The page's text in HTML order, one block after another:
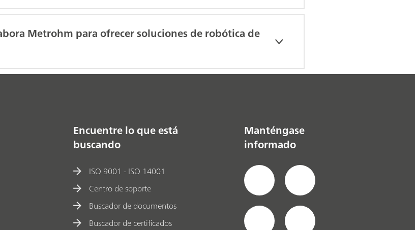
Metrohm para ofrecer soluciones de robótica de
Encuentre lo que está
buscando
ISO 9001 - ISO 14001
Centro de soporte
Buscador de documentos
Buscador de certificados
Manténgase
informado